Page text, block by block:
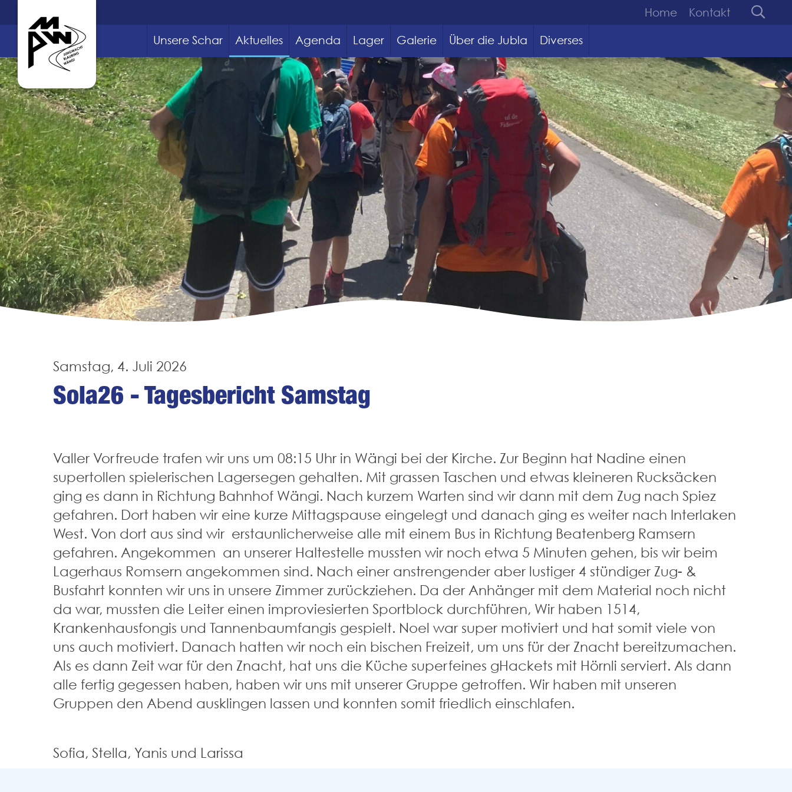
Home Kontakt
Unsere Schar Aktuelles Agenda Lager Galerie Über die Jubla Diverses
Samstag, 4. Juli 2026
Sola26 - Tagesbericht Samstag
Valler Vorfreude trafen wir uns um 08:15 Uhr in Wängi bei der Kirche. Zur Beginn hat Nadine einen
supertollen spielerischen Lagersegen gehalten. Mit grassen Taschen und etwas kleineren Rucksäcken
ging es dann in Richtung Bahnhof Wängi. Nach kurzem Warten sind wir dann mit dem Zug nach Spiez
gefahren. Dort haben wir eine kurze Mittagspause eingelegt und danach ging es weiter nach Interlaken
West. Von dort aus sind wir erstaunlicherweise alle mit einem Bus in Richtung Beatenberg Ramsern
gefahren. Angekommen an unserer HaItestelle mussten wir noch etwa 5 Minuten gehen, bis wir beim
Lagerhaus Romsern angekommen sind. Nach einer anstrengender aber lustiger 4 stündiger Zug- &
Busfahrt konnten wir uns in unsere Zimmer zurückziehen. Da der Anhänger mit dem Material noch nicht
da war, mussten die Leiter einen improviesierten Sportblock durchführen, Wir haben 1514,
Krankenhausfongis und Tannenbaumfangis gespielt. Noel war super motiviert und hat somit viele von
uns auch motiviert. Danach hatten wir noch ein bischen Freizeit, um uns für der Znacht bereitzumachen.
Als es dann Zeit war für den Znacht, hat uns die Küche superfeines gHackets mit Hörnli serviert. Als dann
alle fertig gegessen haben, haben wir uns mit unserer Gruppe getroffen. Wir haben mit unseren
Gruppen den Abend ausklingen lassen und konnten somit friedlich einschlafen.
Sofia, Stella, Yanis und Larissa